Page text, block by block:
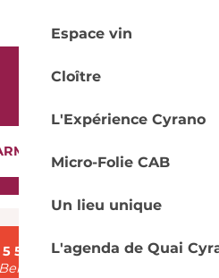
Espace vin
Cloître
L'Expérience Cyrano
Micro-Folie CAB
Un lieu unique
L'agenda de Quai
Saint-Sauveur
et
5 53 57 03▒▒
- Sud Dordogne